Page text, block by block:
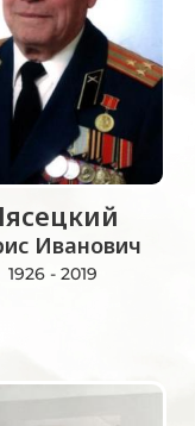
Иванович
1926 - 2019